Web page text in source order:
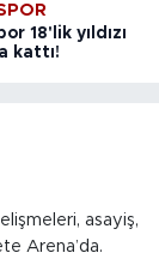
18'lik yıldızı
kattı!
asayiş,
Arena’da.